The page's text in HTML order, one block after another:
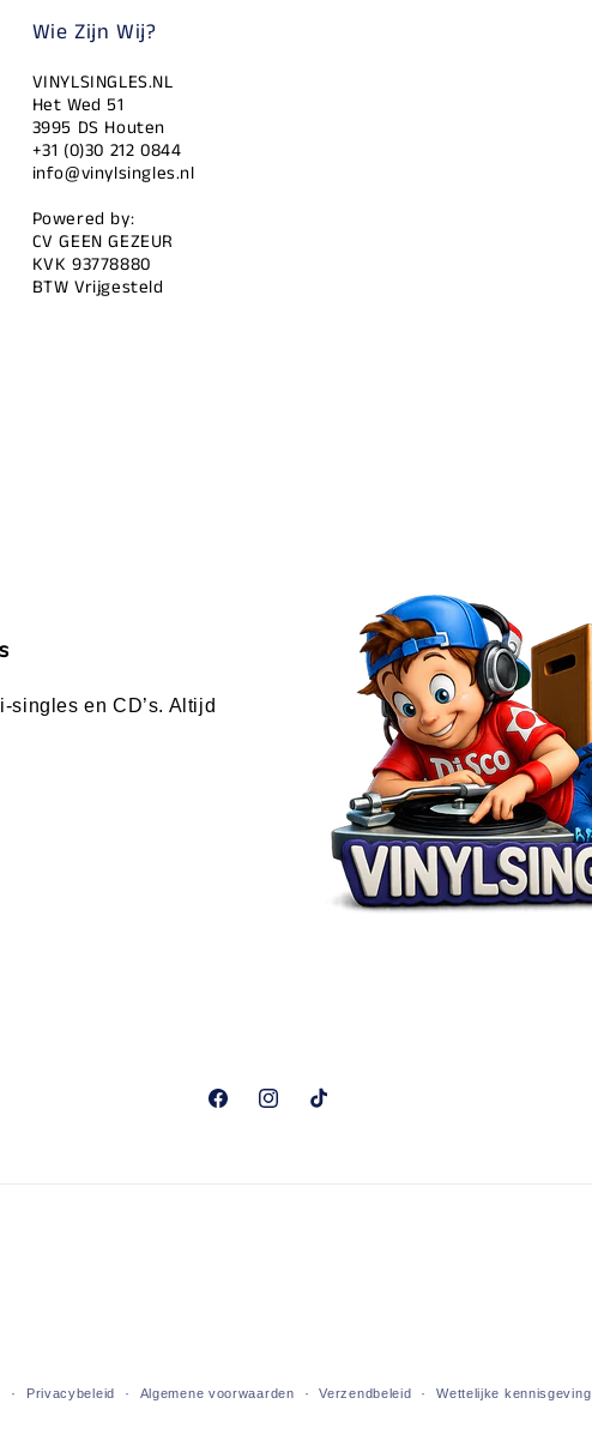
Wie Zijn Wij?
VINYLSINGLES.NL
Het Wed 51
3995 DS Houten
+31 (0)30 212 0844
info@vinylsingles.nl
Powered by:
CV GEEN GEZEUR
KVK 93778880
BTW Vrijgesteld
singles en CD’s. Altijd
FacebookInstagramTikTok
Privacybeleid Algemene voorwaarden Verzendbeleid Wettelijke kennisgeving